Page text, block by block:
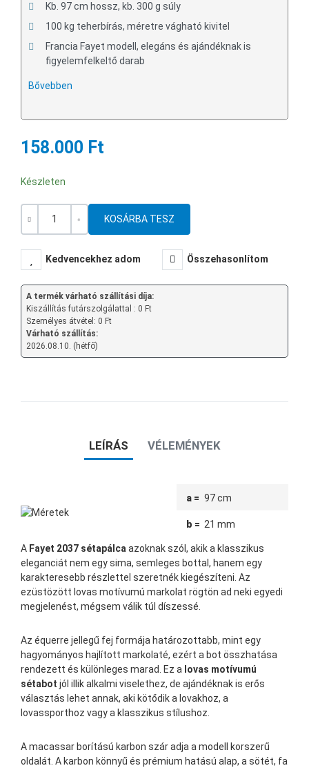
Kb. 97 cm hossz, kb. 300 g súly
100 kg teherbírás, méretre vágható kivitel
Francia Fayet modell, elegáns és ajándéknak is
figyelemfelkeltő darab
Bővebben
158.000 Ft
Készleten
Mennyiség
Kedvencekhez adom Összehasonlítom
A termék várható szállítási díja:
Kiszállítás futárszolgálattal : 0 Ft
Személyes átvétel: 0 Ft
Várható szállítás:
2026.08.10. (hétfő)
LEÍRÁS VÉLEMÉNYEK
a = 97 cm
b = 21 mm
A Fayet 2037 sétapálca azoknak szól, akik a klasszikus
eleganciát nem egy sima, semleges bottal, hanem egy
karakteresebb részlettel szeretnék kiegészíteni. Az
ezüstözött lovas motívumú markolat rögtön ad neki egyedi
megjelenést, mégsem válik túl díszessé.
Az équerre jellegű fej formája határozottabb, mint egy
hagyományos hajlított markolaté, ezért a bot összhatása
rendezett és különleges marad. Ez a lovas motívumú
sétabot jól illik alkalmi viselethez, de ajándéknak is erős
választás lehet annak, aki kötődik a lovakhoz, a
lovassporthoz vagy a klasszikus stílushoz.
A macassar borítású karbon szár adja a modell korszerű
oldalát. A karbon könnyű és prémium hatású alap, a sötét, fa